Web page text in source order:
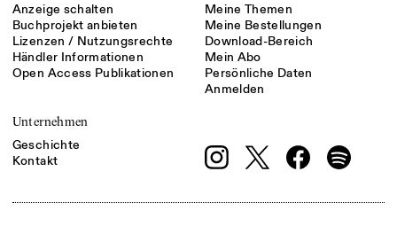
Anzeige schalten
Buchprojekt anbieten
Lizenzen / Nutzungsrechte
Händler Informationen
Open Access Publikationen
Meine Themen
Meine Bestellungen
Download-Bereich
Mein Abo
Persönliche Daten
Anmelden
Unternehmen
Geschichte
Kontakt